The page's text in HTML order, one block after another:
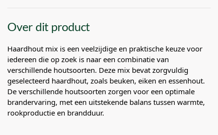
Over dit product
Haardhout mix is een veelzijdige en praktische keuze voor
iedereen die op zoek is naar een combinatie van
verschillende houtsoorten. Deze mix bevat zorgvuldig
geselecteerd haardhout, zoals beuken, eiken en essenhout.
De verschillende houtsoorten zorgen voor een optimale
brandervaring, met een uitstekende balans tussen warmte,
rookproductie en brandduur.